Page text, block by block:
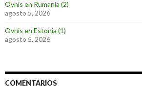
Ovnis en Rumania (2)
agosto 5, 2026
Ovnis en Estonia (1)
agosto 5, 2026
COMENTARIOS